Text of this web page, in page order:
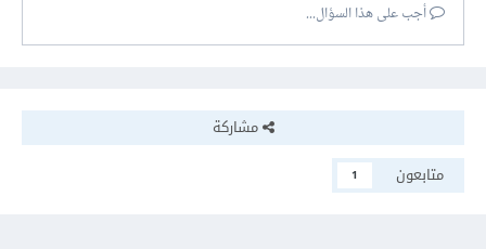
أجب على هذا السؤال...
مشاركة
متابعون
1